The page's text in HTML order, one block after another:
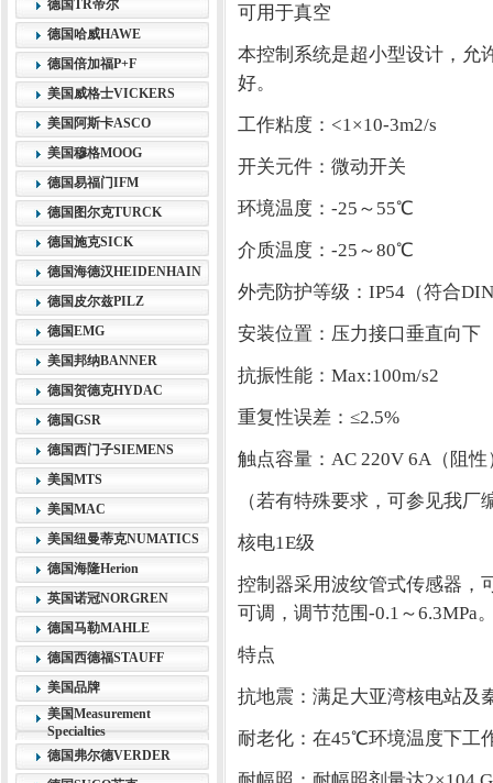
德国TR帝尔
德国哈威HAWE
德国倍加福P+F
美国威格士VICKERS
美国阿斯卡ASCO
美国穆格MOOG
德国易福门IFM
德国图尔克TURCK
德国施克SICK
德国海德汉HEIDENHAIN
德国皮尔兹PILZ
德国EMG
美国邦纳BANNER
德国贺德克HYDAC
德国GSR
德国西门子SIEMENS
美国MTS
美国MAC
美国纽曼蒂克NUMATICS
德国海隆Herion
英国诺冠NORGREN
德国马勒MAHLE
德国西德福STAUFF
美国品牌
美国Measurement
Specialties
德国弗尔德VERDER
可用于真空
本控制系统是超小型设计，允
好。
工作粘度：<1×10-3m2/s
开关元件：微动开关
环境温度：-25～55℃
介质温度：-25～80℃
外壳防护等级：IP54（符合
安装位置：压力接口垂直向下
抗振性能：Max:100m/s2
重复性误差：≤2.5%
触点容量：AC 220V 6A（阻性
（若有特殊要求，可参见我
核电1E级
控制器采用波纹管式传感器，
可调，调节范围-0.1～6.3MPa
特点
抗地震：满足大亚湾核电站及
耐老化：在45℃环境温度下工